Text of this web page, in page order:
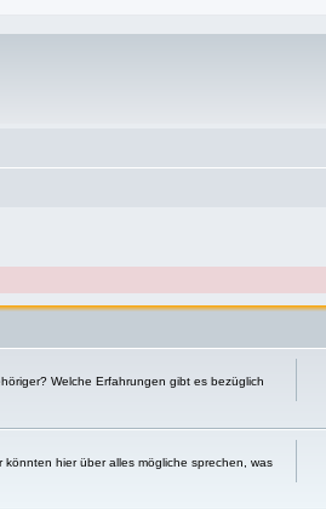
Welche Erfahrungen gibt es bezüglich
hier über alles mögliche sprechen, was